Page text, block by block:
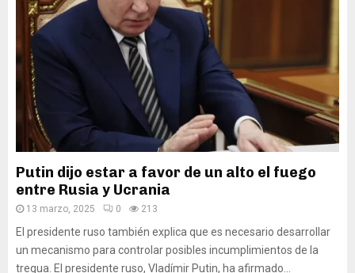
Putin dijo estar a favor de un alto el fuego
entre Rusia y Ucrania
13 marzo, 2025 0 213
El presidente ruso también explica que es necesario desarrollar
un mecanismo para controlar posibles incumplimientos de la
tregua. El presidente ruso, Vladímir Putin, ha afirmado...